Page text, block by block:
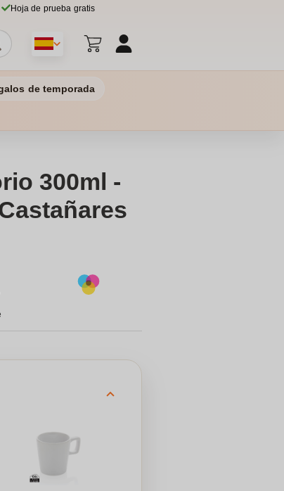
Hoja de prueba gratis
de temporada
300ml -